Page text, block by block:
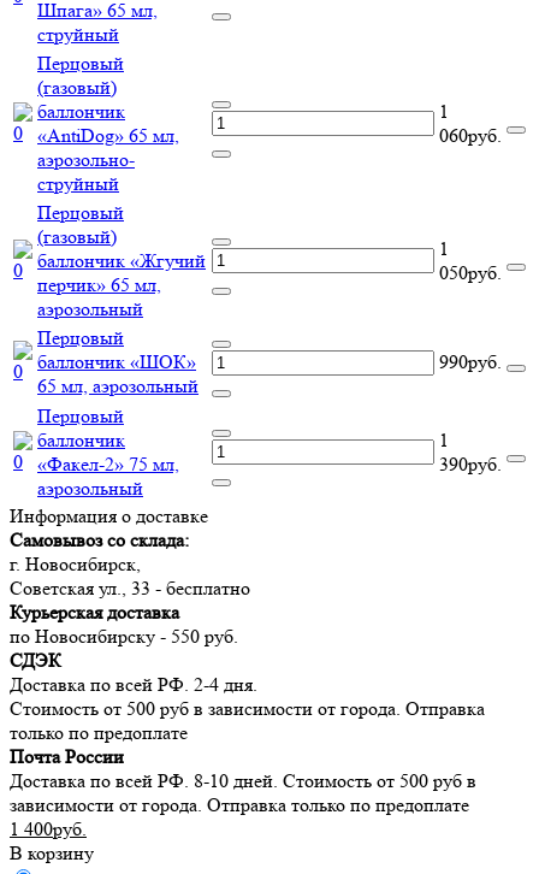
Шпага» 65 мл,
струйный
Перцовый
(газовый)
баллончик
«AntiDog» 65 мл,
аэрозольно-
струйный
1
060руб.
Перцовый
(газовый)
баллончик «Жгучий
перчик» 65 мл,
аэрозольный
1
050руб.
Перцовый
баллончик «ШОК»
65 мл, аэрозольный
990руб.
Перцовый
баллончик
«Факел-2» 75 мл,
аэрозольный
1
390руб.
Информация о доставке
Самовывоз со склада:
г. Новосибирск,
Советская ул., 33 - бесплатно
Курьерская доставка
по Новосибирску - 550 руб.
СДЭК
Доставка по всей РФ. 2-4 дня.
Стоимость от 500 руб в зависимости от города. Отправка
только по предоплате
Почта России
Доставка по всей РФ. 8-10 дней. Стоимость от 500 руб в
зависимости от города. Отправка только по предоплате
1 400руб.
В корзину